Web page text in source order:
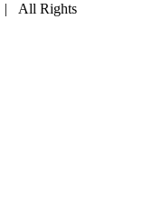
| All Rights